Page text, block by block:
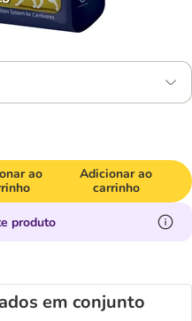
ao
Adicionar ao
carrinho
produto
em conjunto